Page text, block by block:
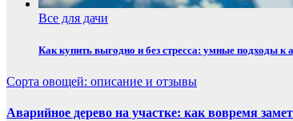
Все для дачи
Как купить выгодно и без стресса: умные подходы к
Сорта овощей: описание и отзывы
Аварийное дерево на участке: как вовремя